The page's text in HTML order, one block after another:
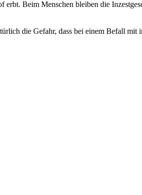
Beim Menschen bleiben die
die Gefahr, dass bei einem Befall